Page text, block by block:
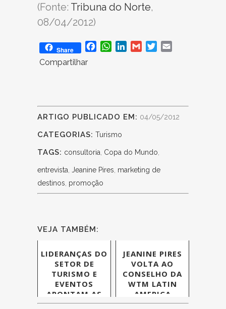
(Fonte: Tribuna do Norte,
08/04/2012)
Share Facebook
WhatsApp
LinkedInGmailTwitter
Compartilhar
ARTIGO PUBLICADO EM: 04/05/2012
CATEGORIAS: Turismo
TAGS: consultoria, Copa do Mundo,
entrevista, Jeanine Pires, marketing de
destinos, promoção
VEJA TAMBÉM:
LIDERANÇAS DO
SETOR DE
TURISMO E
EVENTOS
APONTAM AS
PERSPECTIVAS
JEANINE PIRES
VOLTA AO
CONSELHO DA
WTM LATIN
AMERICA